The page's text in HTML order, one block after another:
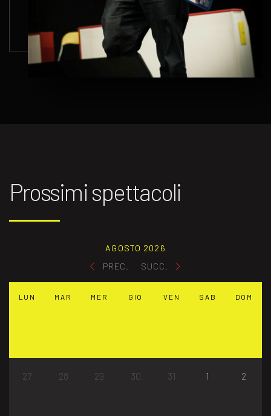
Prossimi spettacoli
PREC.
AGOSTO 2026
SUCC.
LUN MAR MER GIO VEN SAB DOM
27 28 29 30 31 1 2